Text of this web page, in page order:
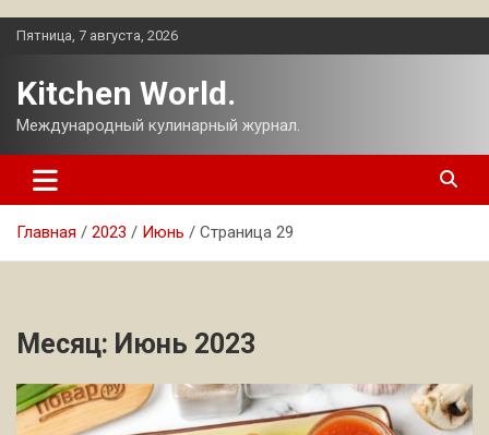
Перейти
Пятница, 7 августа, 2026
Kitchen World.
Международный кулинарный журнал.
Главная 2023 Июнь Страница 29
Месяц: Июнь 2023